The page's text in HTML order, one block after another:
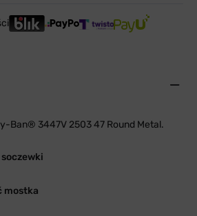
Ban® 3447V 2503 47 Round Metal.
soczewki
mostka